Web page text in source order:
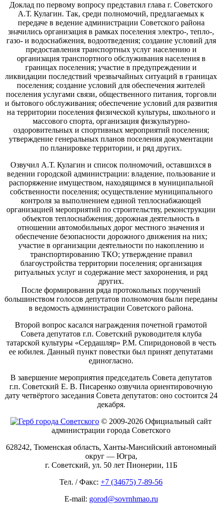
Доклад по первому вопросу представил глава г. Советского
А.Т. Кулагин. Так, среди полномочий, предлагаемых к
передаче в ведение администрации Советского района
значились организация в рамках поселения электро-, тепло-,
газо- и водоснабжения, водоотведения; создание условий для
предоставления транспортных услуг населению и
организация транспортного обслуживания населения в
границах поселения; участие в предупреждении и
ликвидации последствий чрезвычайных ситуаций в границах
поселения; создание условий для обеспечения жителей
поселения услугами связи, общественного питания, торговли
и бытового обслуживания; обеспечение условий для развития
на территории поселения физической культуры, школьного и
массового спорта, организация физкультурно-
оздоровительных и спортивных мероприятий поселения;
утверждение генеральных планов поселения документации
по планировке территории, и ряд других.
Озвучил А.Т. Кулагин и список полномочий, оставшихся в
ведении городской администрации: владение, пользование и
распоряжение имуществом, находящимся в муниципальной
собственности поселения; осуществление муниципального
контроля за выполнением единой теплоснабжающей
организацией мероприятий по строительству, реконструкции
объектов теплоснабжения; дорожная деятельность в
отношении автомобильных дорог местного значения и
обеспечение безопасности дорожного движения на них;
участие в организации деятельности по накоплению и
транспортированию ТКО; утверждение правил
благоустройства территории поселения; организация
ритуальных услуг и содержание мест захоронения, и ряд
других.
После формирования ряда протокольных поручений
большинством голосов депутатов полномочия были переданы
в ведомость администрации Советского района.
Второй вопрос касался награждения почетной грамотой
Совета депутатов г.п. Советский руководителя клуба
татарской культуры «Сердашляр» Р.М. Спиридоновой в честь
ее юбилея. Данный пункт повестки был принят депутатами
единогласно.
В завершение мероприятия председатель Совета депутатов
г.п. Советский Е. В. Писаренко озвучила ориентировочную
дату четвёртого заседания Совета депутатов: оно состоится 24
декабря.
© 2009-2026 Официальный сайт
администрации города Советского
628242, Тюменская область, Ханты-Мансийский автономный
округ — Югра,
г. Советский, ул. 50 лет Пионерии, 11Б
Тел. / Факс: +7 (34675) 7-89-56
E-mail: gorod@sovrnhmao.ru